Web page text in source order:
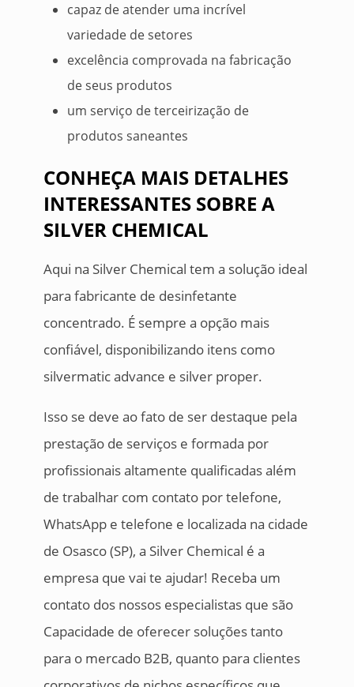
capaz de atender uma incrível
variedade de setores
excelência comprovada na fabricação
de seus produtos
um serviço de terceirização de
produtos saneantes
CONHEÇA MAIS DETALHES
INTERESSANTES SOBRE A
SILVER CHEMICAL
Aqui na Silver Chemical tem a solução ideal
para fabricante de desinfetante
concentrado. É sempre a opção mais
confiável, disponibilizando itens como
silvermatic advance e silver proper.
Isso se deve ao fato de ser destaque pela
prestação de serviços e formada por
profissionais altamente qualificadas além
de trabalhar com contato por telefone,
WhatsApp e telefone e localizada na cidade
de Osasco (SP), a Silver Chemical é a
empresa que vai te ajudar! Receba um
contato dos nossos especialistas que são
Capacidade de oferecer soluções tanto
para o mercado B2B, quanto para clientes